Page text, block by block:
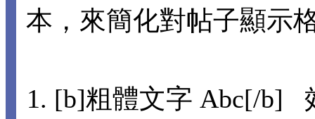
本，來簡化對帖子顯示
[b]粗體文字 Abc[/b]